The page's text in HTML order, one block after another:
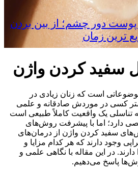
پوست دور چشم؛ از بین بردن
ترین زمان
سفید کردن واژن
است که زنان زیادی در
کسی در موردش صادقانه و علمی
تناسلی یک واقعیت کاملاً طبیعی است
دارد؛ اما با پیشرفت روش‌های
سفید کردن واژن از درمان‌های
وجود دارند که هر کدام مزایا و
در این مقاله با نگاهی علمی و
پاسخ می‌دهیم.